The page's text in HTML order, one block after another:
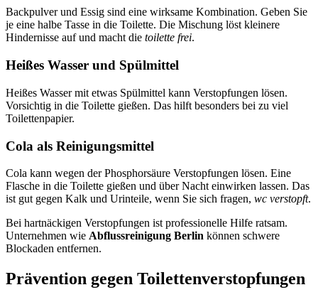
Backpulver und Essig sind eine wirksame Kombination. Geben Sie
je eine halbe Tasse in die Toilette. Die Mischung löst kleinere
Hindernisse auf und macht die toilette frei.
Heißes Wasser und Spülmittel
Heißes Wasser mit etwas Spülmittel kann Verstopfungen lösen.
Vorsichtig in die Toilette gießen. Das hilft besonders bei zu viel
Toilettenpapier.
Cola als Reinigungsmittel
Cola kann wegen der Phosphorsäure Verstopfungen lösen. Eine
Flasche in die Toilette gießen und über Nacht einwirken lassen. Das
ist gut gegen Kalk und Urinteile, wenn Sie sich fragen, wc verstopft.
Bei hartnäckigen Verstopfungen ist professionelle Hilfe ratsam.
Unternehmen wie Abflussreinigung Berlin können schwere
Blockaden entfernen.
Prävention gegen Toilettenverstopfungen